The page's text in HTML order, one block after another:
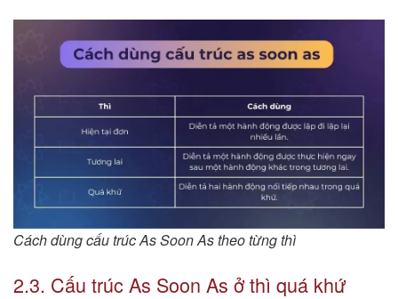
Cách dùng cấu trúc As Soon As theo từng thì
2.3. Cấu trúc As Soon As ở thì quá khứ